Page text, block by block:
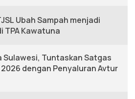
Ubah Sampah menjadi
TPA Kawatuna
Sulawesi, Tuntaskan Satgas
dengan Penyaluran Avtur